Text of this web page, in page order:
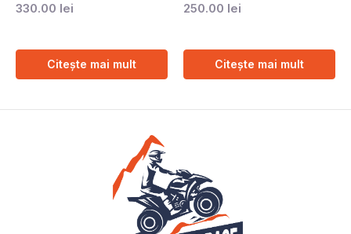
330.00 lei
Citește mai mult
250.00 lei
Citește mai mult